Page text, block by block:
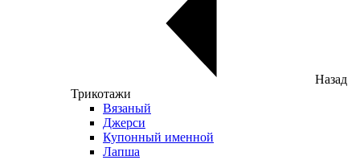
Назад
Трикотажи
Вязаный
Джерси
Купонный именной
Лапша